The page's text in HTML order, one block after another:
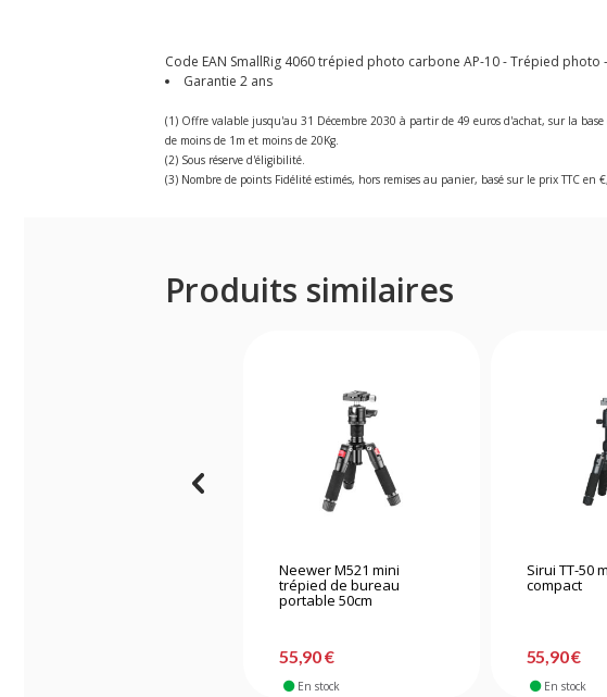
Code EAN SmallRig 4060 trépied photo carbone AP-10 - Trépied photo
Garantie 2 ans
(1) Offre valable jusqu'au 31 Décembre 2030 à partir de 49 euros d'achat, sur la
de moins de 1m et moins de 20Kg.
(2) Sous réserve d'éligibilité.
(3) Nombre de points Fidélité estimés, hors remises au panier, basé sur le prix TTC en
Produits similaires
Neewer M521 mini
trépied de bureau
portable 50cm
55,90 €
En stock
Sirui TT-50
compact
55,90 €
En stock